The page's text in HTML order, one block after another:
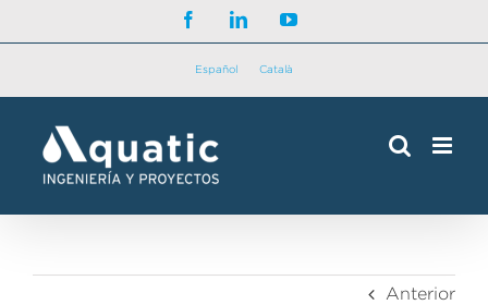
FacebookLinkedInYouTube
Español Català
Anterior